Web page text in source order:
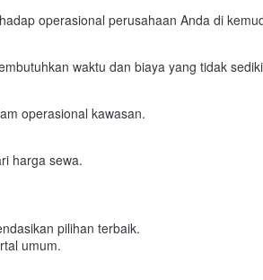
operasional perusahaan Anda di
waktu dan biaya yang tidak
operasional kawasan.
harga sewa.
pilihan terbaik.
umum.